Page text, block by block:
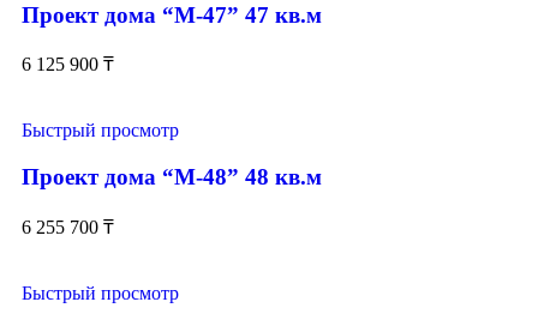
Проект дома “М-47” 47 кв.м
6 125 900 ₸
Быстрый просмотр
Проект дома “М-48” 48 кв.м
6 255 700 ₸
Быстрый просмотр